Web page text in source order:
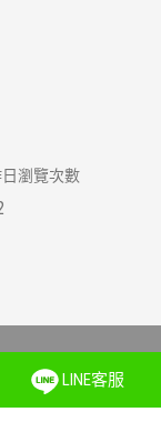
日瀏覽次數
LINE客服